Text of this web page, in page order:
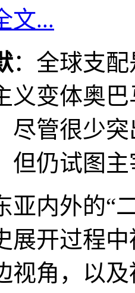
文...
：全球支
义变体奥
尽管很少
但仍试图
亚内外的“
展开过程
视角，以